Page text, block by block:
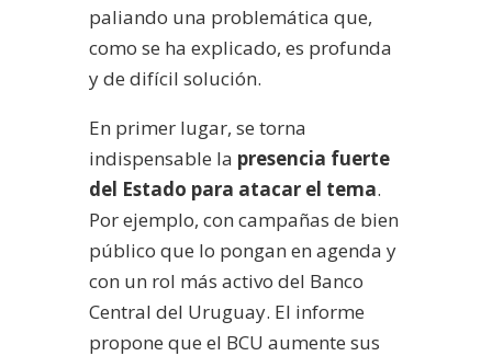
paliando una problemática que,
como se ha explicado, es profunda
y de difícil solución.
En primer lugar, se torna
indispensable la presencia fuerte
del Estado para atacar el tema.
Por ejemplo, con campañas de bien
público que lo pongan en agenda y
con un rol más activo del Banco
Central del Uruguay. El informe
propone que el BCU aumente sus